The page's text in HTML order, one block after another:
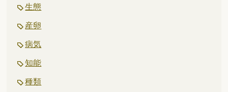
生態
産卵
病気
知能
種類